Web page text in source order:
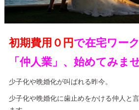
初期費用０円 で在宅ワー
「仲人業」、始めてみま
少子化や晩婚化が叫ばれる昨今。
少子化や晩婚化に歯止めをかける仲人と